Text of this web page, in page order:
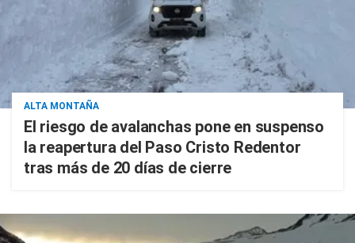
ALTA MONTAÑA
El riesgo de avalanchas pone en suspenso
la reapertura del Paso Cristo Redentor
tras más de 20 días de cierre